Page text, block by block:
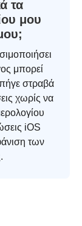
τα
μου
μπορεί
στραβά
χωρίς να
iOS
των